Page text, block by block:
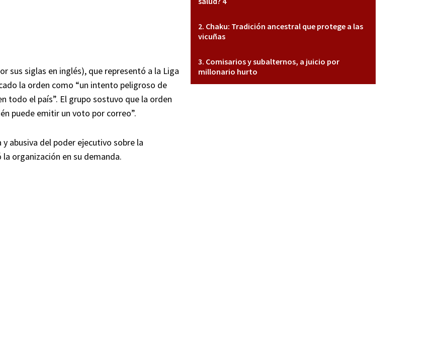
sus siglas en inglés), que representó a la Liga
la orden como “un intento peligroso de
todo el país”. El grupo sostuvo que la orden
puede emitir un voto por correo”.
abusiva del poder ejecutivo sobre la
organización en su demanda.
Chaku: Tradición ancestral que protege a las
vicuñas
Comisarios y subalternos, a juicio por
millonario hurto